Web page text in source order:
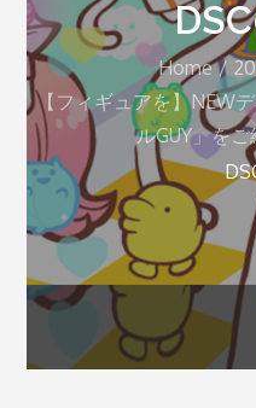
Home
【フィギュアを】NEW
ルGUY」をご